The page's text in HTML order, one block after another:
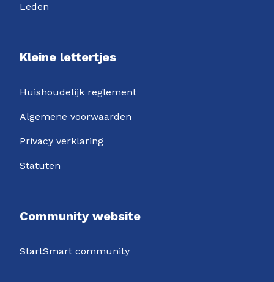
Leden
Kleine lettertjes
Huishoudelijk reglement
Algemene voorwaarden
Privacy verklaring
Statuten
Community website
StartSmart community